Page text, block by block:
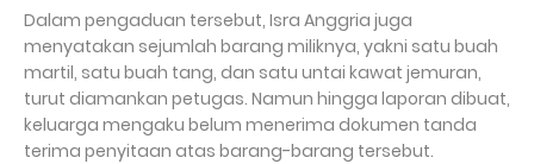
Dalam pengaduan tersebut, Isra Anggria juga
menyatakan sejumlah barang miliknya, yakni satu buah
martil, satu buah tang, dan satu untai kawat jemuran,
turut diamankan petugas. Namun hingga laporan dibuat,
keluarga mengaku belum menerima dokumen tanda
terima penyitaan atas barang-barang tersebut.